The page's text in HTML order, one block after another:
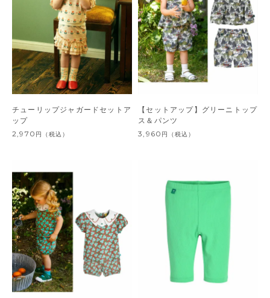
チューリップジャガードセットア
ップ
2,970 円 （税込）
【セットアップ】グリーニトップ
ス＆パンツ
3,960 円 （税込）